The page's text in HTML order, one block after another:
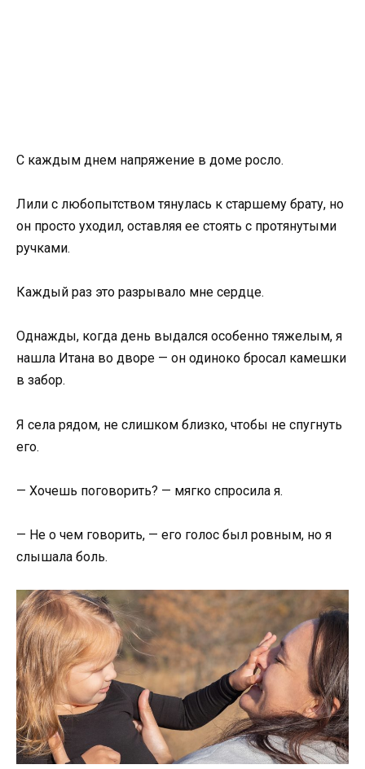
С каждым днем напряжение в доме росло.
Лили с любопытством тянулась к старшему брату, но
он просто уходил, оставляя ее стоять с протянутыми
ручками.
Каждый раз это разрывало мне сердце.
Однажды, когда день выдался особенно тяжелым, я
нашла Итана во дворе — он одиноко бросал камешки
в забор.
Я села рядом, не слишком близко, чтобы не спугнуть
его.
— Хочешь поговорить? — мягко спросила я.
— Не о чем говорить, — его голос был ровным, но я
слышала боль.